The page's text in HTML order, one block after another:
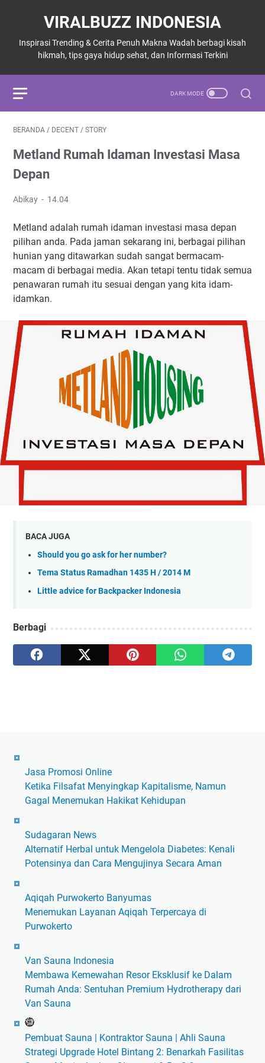
VIRALBUZZ INDONESIA
Inspirasi Trending & Cerita Penuh Makna Wadah berbagi kisah
hikmah, tips gaya hidup sehat, dan Informasi Terkini
BERANDA / DECENT / STORY
Metland Rumah Idaman Investasi Masa
Depan
Abikay 14.04
Metland adalah rumah idaman investasi masa depan
pilihan anda. Pada jaman sekarang ini, berbagai pilihan
hunian yang ditawarkan sudah sangat bermacam-
macam di berbagai media. Akan tetapi tentu tidak semua
penawaran rumah itu sesuai dengan yang kita idam-
idamkan.
BACA JUGA
Should you go ask for her number?
Tema Status Ramadhan 1435 H / 2014 M
Little advice for Backpacker Indonesia
Berbagi
Jasa Promosi Online
Ketika Filsafat Menyingkap Kapitalisme, Namun
Gagal Menemukan Hakikat Kehidupan
Sudagaran News
Alternatif Herbal untuk Mengelola Diabetes: Kenali
Potensinya dan Cara Mengujinya Secara Aman
Aqiqah Purwokerto Banyumas
Menemukan Layanan Aqiqah Terpercaya di
Purwokerto
Van Sauna Indonesia
Membawa Kemewahan Resor Eksklusif ke Dalam
Rumah Anda: Sentuhan Premium Hydrotherapy dari
Van Sauna
Pembuat Sauna | Kontraktor Sauna | Ahli Sauna
Strategi Upgrade Hotel Bintang 2: Benarkah Fasilitas